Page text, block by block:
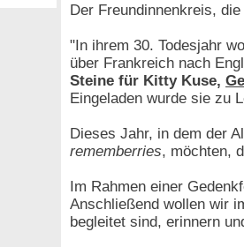
Der Freundinnenkreis, die
"In ihrem 30. Todesjahr
über Frankreich nach
Steine für Kitty Kuse,
Eingeladen wurde sie zu
Dieses Jahr, in dem der
rememberries, möchten,
Im Rahmen einer
Anschließend wollen wir
begleitet sind, erinnern